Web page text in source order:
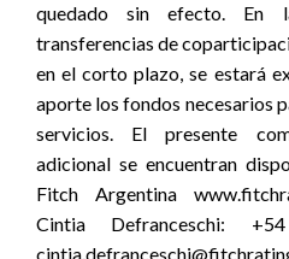
quedado sin efecto. En
transferencias de
en el corto plazo, se estará
aporte los fondos necesarios
servicios. El presente
adicional se encuentran
Fitch Argentina
Cintia Defranceschi: